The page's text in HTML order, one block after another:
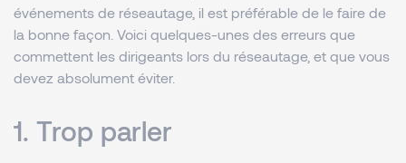
événements de réseautage, il est préférable de le faire de
la bonne façon. Voici quelques-unes des erreurs que
commettent les dirigeants lors du réseautage, et que vous
devez absolument éviter.
1. Trop parler